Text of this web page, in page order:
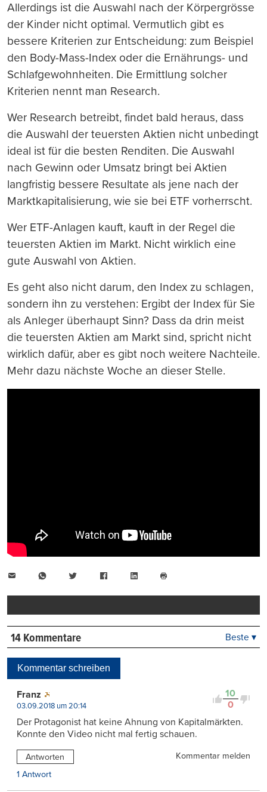
Allerdings ist die Auswahl nach der Körpergrösse
der Kinder nicht optimal. Vermutlich gibt es
bessere Kriterien zur Entscheidung: zum Beispiel
den Body-Mass-Index oder die Ernährungs- und
Schlafgewohnheiten. Die Ermittlung solcher
Kriterien nennt man Research.
Wer Research betreibt, findet bald heraus, dass
die Auswahl der teuersten Aktien nicht unbedingt
ideal ist für die besten Renditen. Die Auswahl
nach Gewinn oder Umsatz bringt bei Aktien
langfristig bessere Resultate als jene nach der
Marktkapitalisierung, wie sie bei ETF vorherrscht.
Wer ETF-Anlagen kauft, kauft in der Regel die
teuersten Aktien im Markt. Nicht wirklich eine
gute Auswahl von Aktien.
Es geht also nicht darum, den Index zu schlagen,
sondern ihn zu verstehen: Ergibt der Index für Sie
als Anleger überhaupt Sinn? Dass da drin meist
die teuersten Aktien am Markt sind, spricht nicht
wirklich dafür, aber es gibt noch weitere Nachteile.
Mehr dazu nächste Woche an dieser Stelle.
WhatsAppTwitter FacebookLinkedIn
drucken
14 Kommentare Beste ▾
Kommentar schreiben
10
0
Franz
03.09.2018 um 20:14
Der Protagonist hat keine Ahnung von Kapitalmärkten.
Konnte den Video nicht mal fertig schauen.
Antworten
Kommentar melden
1 Antwort